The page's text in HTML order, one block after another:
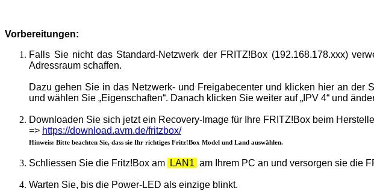
Vorbereitungen:
Falls Sie nicht das Standard-Netzwerk der FRITZ!Box (192.168.178.xxx)
Adressraum schaffen.
Dazu gehen Sie in das Netzwerk- und Freigabecenter und klicken hier an der
und wählen Sie „Eigenschaften“. Danach klicken Sie weiter auf „IPV 4“ und
Downloaden Sie sich jetzt ein Recovery-Image für Ihre FRITZ!Box beim
=> https://download.avm.de/fritzbox/
Hinweis: Bitte beachten Sie, dass sie Ihr richtiges Fritz!Box Model und Land auswählen.
Schliessen Sie die Fritz!Box am LAN1 am Ihrem PC an und versorgen sie die
Warten Sie, bis die Power-LED als einzige blinkt.